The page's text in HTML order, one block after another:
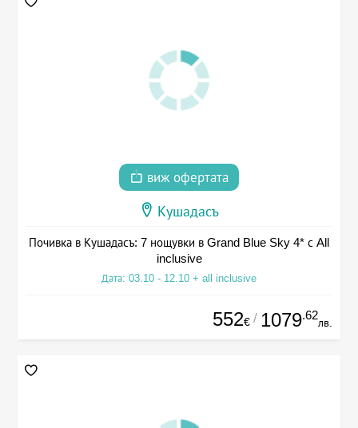
виж офертата
Кушадасъ
Почивка в Кушадасъ: 7 нощувки в Grand Blue Sky 4* с All
inclusive
Дата: 03.10 - 12.10 + all inclusive
552€ / 1079.62
лв.